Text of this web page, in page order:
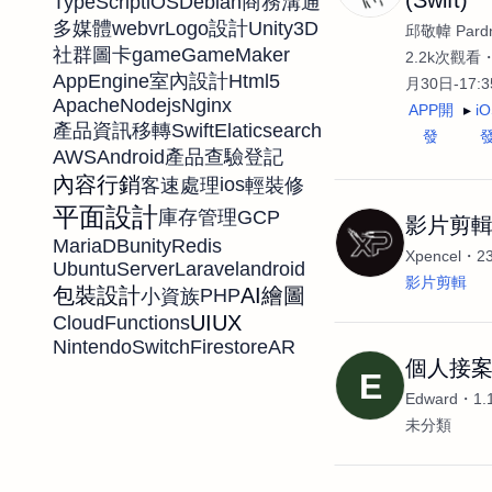
多媒體webvrLogo設計Unity3D
社群圖卡gameGameMaker
AppEngine室內設計Html5
ApacheNodejsNginx
產品資訊移轉SwiftElaticsearch
AWSAndroid產品查驗登記
內容行銷客速處理ios輕裝修
平面設計庫存管理GCP
MariaDBunityRedis
UbuntuServerLaravel android
包裝設計小資族PHPAI繪圖
CloudFunctionsUIUX
NintendoSwitchFirestoreAR
邱敬幃
2.2k次觀看
月30日-
APP開
發
影片剪
Xpencel
影片剪輯
E 個人接案
Edward
未分類